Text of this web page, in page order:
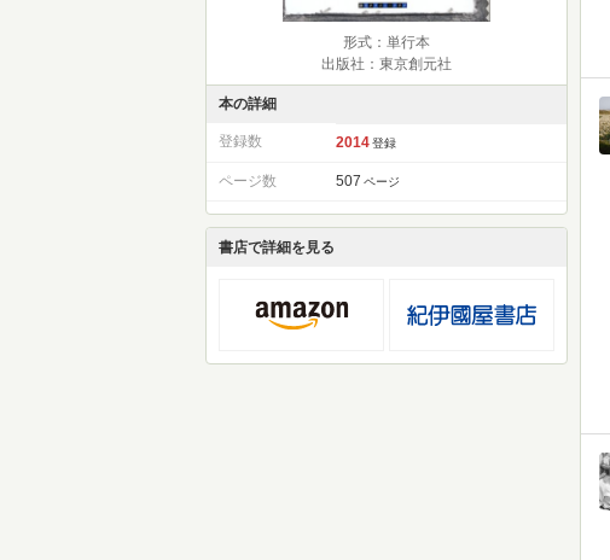
形式：単行本
出版社：東京創元社
本の詳細
登録数 2014 登録
ページ数 507 ページ
書店で詳細を見る